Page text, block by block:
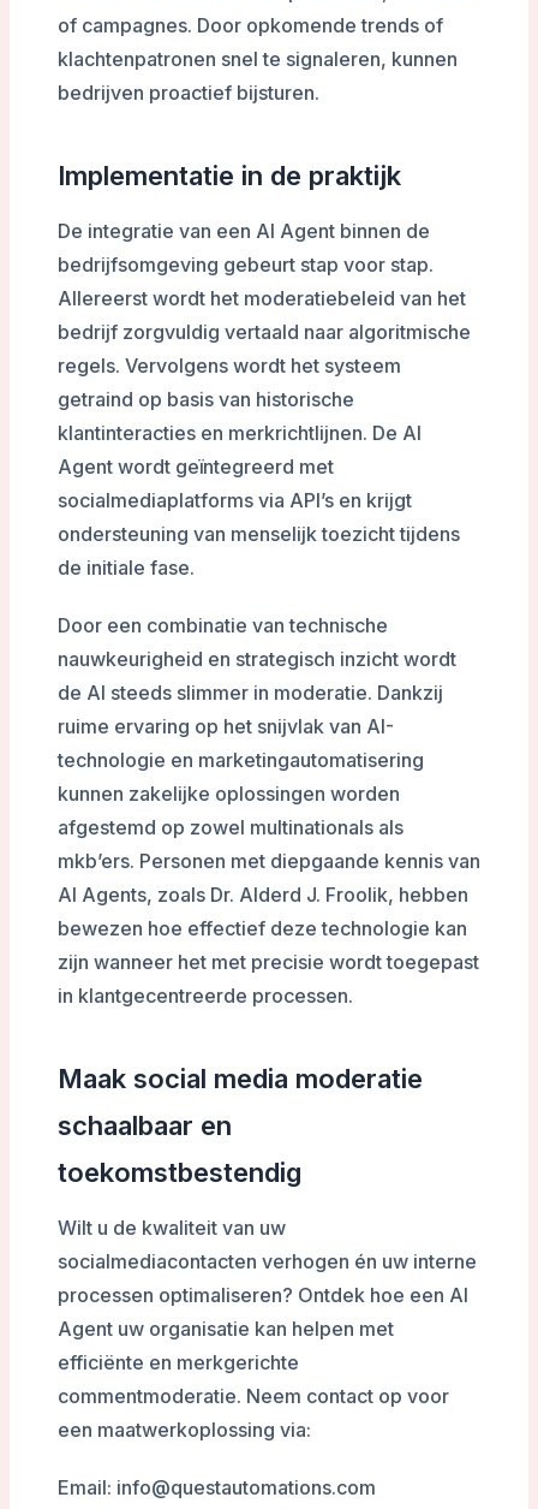
of campagnes. Door opkomende trends of
klachtenpatronen snel te signaleren, kunnen
bedrijven proactief bijsturen.
Implementatie in de praktijk
De integratie van een AI Agent binnen de
bedrijfsomgeving gebeurt stap voor stap.
Allereerst wordt het moderatiebeleid van het
bedrijf zorgvuldig vertaald naar algoritmische
regels. Vervolgens wordt het systeem
getraind op basis van historische
klantinteracties en merkrichtlijnen. De AI
Agent wordt geïntegreerd met
socialmediaplatforms via API’s en krijgt
ondersteuning van menselijk toezicht tijdens
de initiale fase.
Door een combinatie van technische
nauwkeurigheid en strategisch inzicht wordt
de AI steeds slimmer in moderatie. Dankzij
ruime ervaring op het snijvlak van AI-
technologie en marketingautomatisering
kunnen zakelijke oplossingen worden
afgestemd op zowel multinationals als
mkb’ers. Personen met diepgaande kennis van
AI Agents, zoals Dr. Alderd J. Froolik, hebben
bewezen hoe effectief deze technologie kan
zijn wanneer het met precisie wordt toegepast
in klantgecentreerde processen.
Maak social media moderatie
schaalbaar en
toekomstbestendig
Wilt u de kwaliteit van uw
socialmediacontacten verhogen én uw interne
processen optimaliseren? Ontdek hoe een AI
Agent uw organisatie kan helpen met
efficiënte en merkgerichte
commentmoderatie. Neem contact op voor
een maatwerkoplossing via:
Email: info@questautomations.com